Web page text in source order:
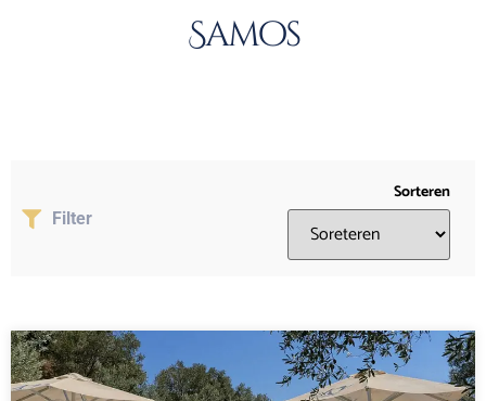
Samos
Filter
Sorteren